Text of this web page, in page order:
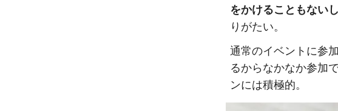
をかけることもないし
りがたい。
通常のイベントに参
るからなかなか参加
ンには積極的。